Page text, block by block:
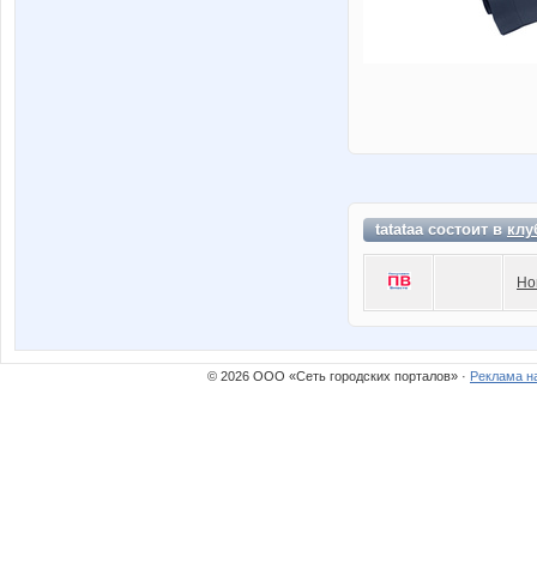
tatataa состоит в
© 2026 ООО «Сеть городских порталов» · Реклама